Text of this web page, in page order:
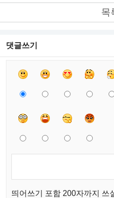
목
댓글쓰기
띄어쓰기 포함 200자까지 쓰